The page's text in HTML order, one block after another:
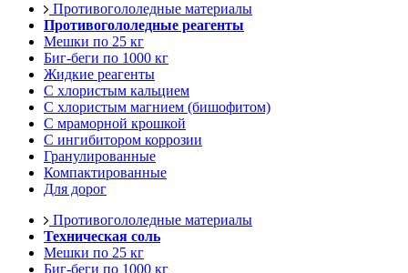
Противогололедные материалы
Противогололедные реагенты
Мешки по 25 кг
Биг-беги по 1000 кг
Жидкие реагенты
С хлористым кальцием
С хлористым магнием (бишофитом)
С мраморной крошкой
С ингибитором коррозии
Гранулированные
Компактированные
Для дорог
Противогололедные материалы
Техническая соль
Мешки по 25 кг
Биг-беги по 1000 кг